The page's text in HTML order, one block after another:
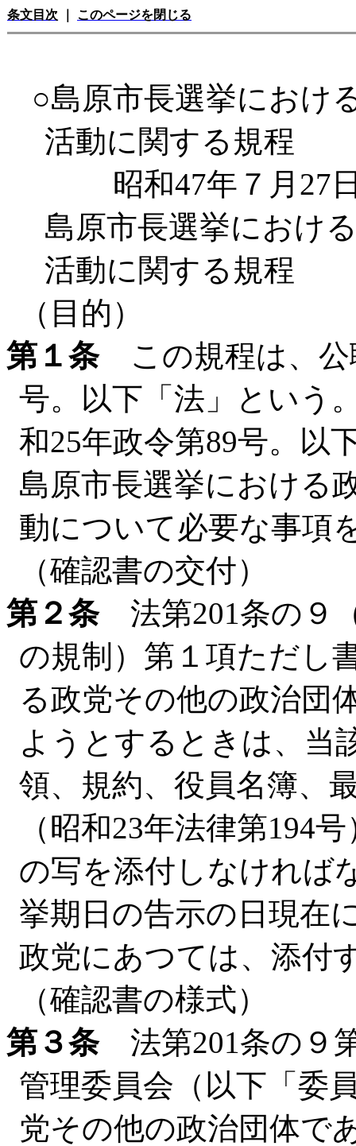
条文目次 このページを閉じる
○島原市長選挙におけ
活動に関する規程
昭和47年７月27
島原市長選挙におけ
活動に関する規程
（目的）
第１条この規程は、公
号。以下「法」という
和25年政令第89号。以
島原市長選挙における
動について必要な事項
（確認書の交付）
第２条法第201条の９
の規制）第１項ただし
る政党その他の政治団
ようとするときは、当
領、規約、役員名簿、
（昭和23年法律第194
の写を添付しなければ
挙期日の告示の日現在
政党にあつては、添付
（確認書の様式）
第３条法第201条の９
管理委員会（以下「委
党その他の政治団体で